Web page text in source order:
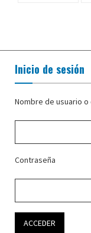
Inicio de sesión
Nombre de usuario
Contraseña